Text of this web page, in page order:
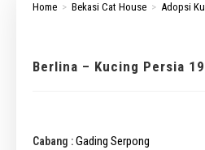
Home > Bekasi Cat House > Adopsi
Berlina – Kucing Persia
Cabang :Gading Serpong